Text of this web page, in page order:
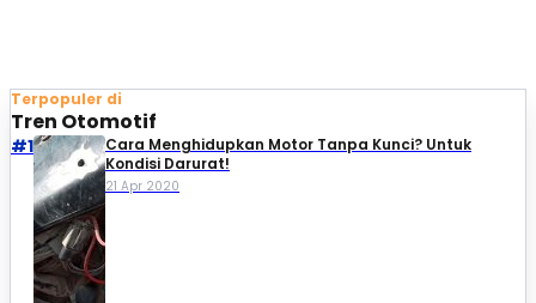
Terpopuler di
Tren Otomotif
#1
Cara Menghidupkan Motor Tanpa Kunci? Untuk
Kondisi Darurat!
21 Apr 2020